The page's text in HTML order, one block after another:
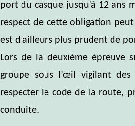
port du casque jusqu’à 12 ans
respect de cette obligation
est d’ailleurs plus prudent de
Lors de la deuxième épreuve
groupe sous l’œil vigilant
respecter le code de la route,
conduite.